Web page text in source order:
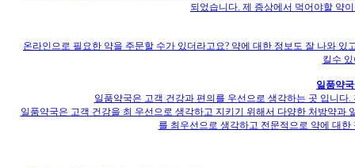
되었습니다. 제 증상에서 먹어야할 약
온라인으로 필요한 약을 주문할 수가 있더라고요? 약에 대한 정보도 잘 나와
킬수
일품약
일품약국은 고객 건강과 편의를 우선으로 생각하는 곳 입니
일품약국은 고객 건강을 최 우선으로 생각하고 지키기 위해서 다양한 처방약
를 최우선으로 생각하고 전문적으로 약에 대